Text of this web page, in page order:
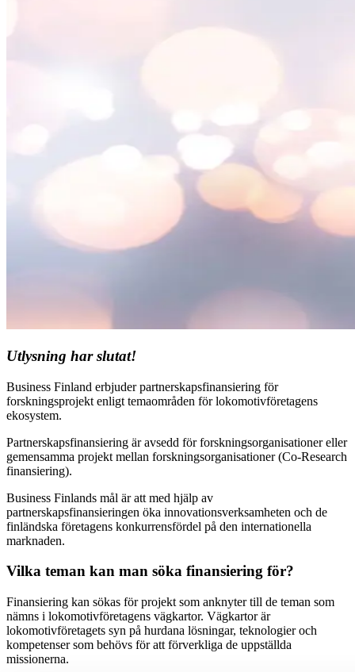
Utlysning har slutat!
Business Finland erbjuder partnerskapsfinansiering för
forskningsprojekt enligt temaområden för lokomotivföretagens
ekosystem.
Partnerskapsfinansiering är avsedd för forskningsorganisationer eller
gemensamma projekt mellan forskningsorganisationer (Co-Research
finansiering).
Business Finlands mål är att med hjälp av
partnerskapsfinansieringen öka innovationsverksamheten och de
finländska företagens konkurrensfördel på den internationella
marknaden.
Vilka teman kan man söka finansiering för?
Finansiering kan sökas för projekt som anknyter till de teman som
nämns i lokomotivföretagens vägkartor. Vägkartor är
lokomotivföretagets syn på hurdana lösningar, teknologier och
kompetenser som behövs för att förverkliga de uppställda
missionerna.